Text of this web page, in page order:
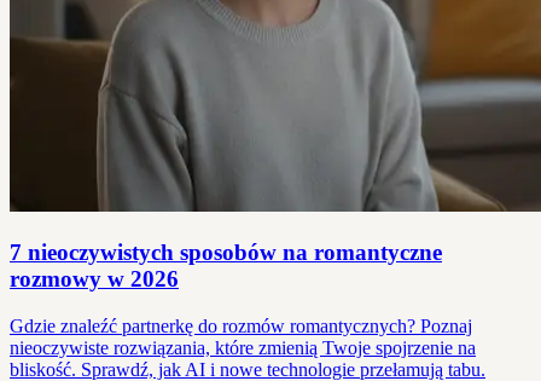
7 nieoczywistych sposobów na romantyczne
rozmowy w 2026
Gdzie znaleźć partnerkę do rozmów romantycznych? Poznaj
nieoczywiste rozwiązania, które zmienią Twoje spojrzenie na
bliskość. Sprawdź, jak AI i nowe technologie przełamują tabu.